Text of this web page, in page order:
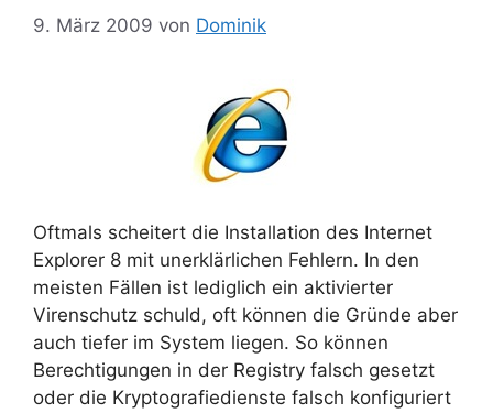
9. März 2009 von Dominik
Oftmals scheitert die Installation des Internet
Explorer 8 mit unerklärlichen Fehlern. In den
meisten Fällen ist lediglich ein aktivierter
Virenschutz schuld, oft können die Gründe aber
auch tiefer im System liegen. So können
Berechtigungen in der Registry falsch gesetzt
oder die Kryptografiedienste falsch konfiguriert